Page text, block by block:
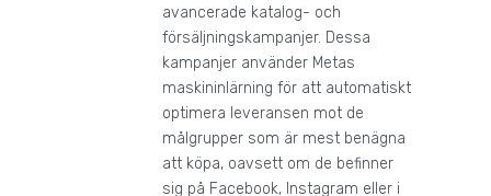
avancerade katalog- och
försäljningskampanjer. Dessa
kampanjer använder Metas
maskininlärning för att automatiskt
optimera leveransen mot de
målgrupper som är mest benägna
att köpa, oavsett om de befinner
sig på Facebook, Instagram eller i